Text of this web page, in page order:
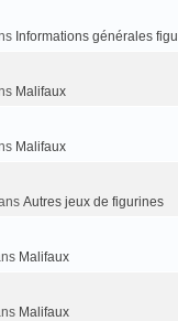
Informations générales
Malifaux
Malifaux
Autres jeux de figurines
Malifaux
Malifaux